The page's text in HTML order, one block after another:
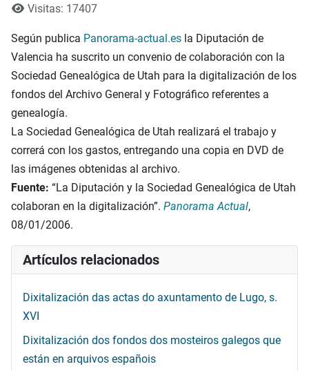
Visitas: 17407
Según publica Panorama-actual.es la Diputación de
Valencia ha suscrito un convenio de colaboración con la
Sociedad Genealógica de Utah para la digitalización de los
fondos del Archivo General y Fotográfico referentes a
genealogía.
La Sociedad Genealógica de Utah realizará el trabajo y
correrá con los gastos, entregando una copia en DVD de
las imágenes obtenidas al archivo.
Fuente: “La Diputación y la Sociedad Genealógica de Utah
colaboran en la digitalización”. Panorama Actual,
08/01/2006.
Artículos relacionados
Dixitalización das actas do axuntamento de Lugo, s.
XVI
Dixitalización dos fondos dos mosteiros galegos que
están en arquivos españois